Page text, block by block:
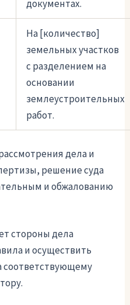
документах.
На [количество]
земельных участков
с разделением на
основании
землеустроительных
работ.
дела и
решение суда
и обжалованию
стороны дела
и осуществить
соответствующему